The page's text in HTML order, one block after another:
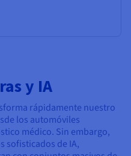
y IA
rápidamente nuestro
los automóviles
médico. Sin embargo,
sofisticados de IA,